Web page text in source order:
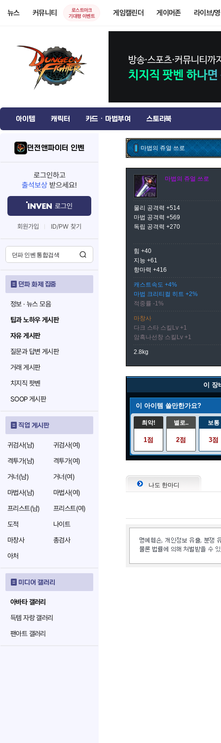
뉴스 커뮤니티
로스트아크
기대평 이벤트
게임캘린더 게이머존 라이브/
아이템 캐릭터 카드 · 마법부여 스토리북
던전앤파이터 인벤
로그인하고
출석보상 받으세요!
로그인
회원가입 ID/PW 찾기
던파 화제 집중
정보 · 뉴스 모음
팁과 노하우 게시판
자유 게시판
질문과 답변 게시판
거래 게시판
치지직 팟벤
SOOP 게시판
직업 게시판
귀검사(남)
귀검사(여)
격투가(남)
격투가(여)
거너(남)
거너(여)
마법사(남)
마법사(여)
프리스트(남)
프리스트(여)
도적
나이트
마창사
총검사
아처
미디어 갤러리
아바타 갤러리
득템 자랑 갤러리
팬아트 갤러리
마법의 쥬얼 쓰로
마법의 쥬얼 쓰로
물리 공격력 +514
마법 공격력 +569
독립 공격력 +270
힘 +40
지능 +61
항마력 +416
캐스트속도 +4%
마법 크리티컬 히트 +2%
적중률 -1%
마창사
다크 스타 스킬Lv +1
암흑나선창 스킬Lv +1
2.8kg
이 장
이 아이템 쓸만한가요?
최악!
1점
별로..
2점
보통
3점
나도 한마디